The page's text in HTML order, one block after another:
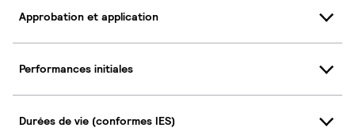
Approbation et application
Performances initiales
Durées de vie (conformes IES)